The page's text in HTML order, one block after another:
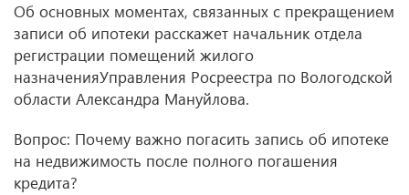
Об основных моментах, связанных с прекращением
записи об ипотеки расскажет начальник отдела
регистрации помещений жилого
назначенияУправления Росреестра по Вологодской
области Александра Мануйлова.
Вопрос: Почему важно погасить запись об ипотеке
на недвижимость после полного погашения
кредита?